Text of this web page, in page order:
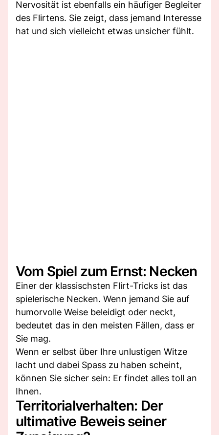
Nervosität ist ebenfalls ein häufiger Begleiter
des Flirtens. Sie zeigt, dass jemand Interesse
hat und sich vielleicht etwas unsicher fühlt.
Vom Spiel zum Ernst: Necken
Einer der klassischsten Flirt-Tricks ist das
spielerische Necken. Wenn jemand Sie auf
humorvolle Weise beleidigt oder neckt,
bedeutet das in den meisten Fällen, dass er
Sie mag.
Wenn er selbst über Ihre unlustigen Witze
lacht und dabei Spass zu haben scheint,
können Sie sicher sein: Er findet alles toll an
Ihnen.
Territorialverhalten: Der
ultimative Beweis seiner